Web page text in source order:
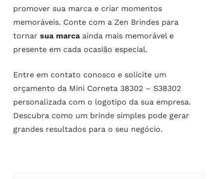
promover sua marca e criar momentos
memoráveis. Conte com a Zen Brindes para
tornar sua marcaainda mais memorável e
presente em cada ocasião especial.
Entre em contato conosco e solicite um
orçamento da Mini Corneta 38302 – S38302
personalizada com o logotipo da sua empresa.
Descubra como um brinde simples pode gerar
grandes resultados para o seu negócio.